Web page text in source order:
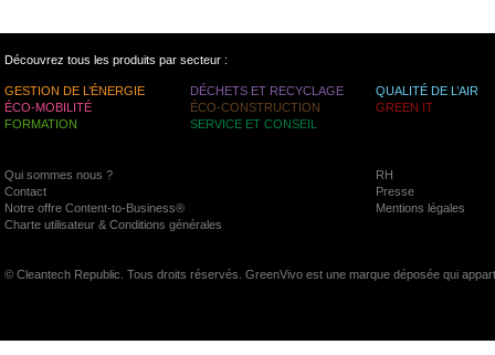
Découvrez tous les produits par secteur :
GESTION DE L’ÉNERGIE DÉCHETS ET RECYCLAGE
QUALITÉ DE L’AIR
ÉCO-MOBILITÉ
ÉCO-CONSTRUCTION
GREEN IT
FORMATION
SERVICE ET CONSEIL
Qui sommes nous ?
RH
Contact
Presse
Notre offre Content-to-Business®
Mentions légales
Charte utilisateur & Conditions générales
© Cleantech Republic. Tous droits réservés. GreenVivo est une marque déposée qui